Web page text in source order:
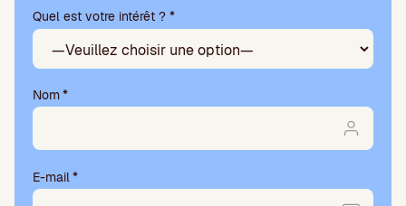
l
l
z
l
a
s
s
e
Quel est votre intérêt ? *
Nom*
E-mail *